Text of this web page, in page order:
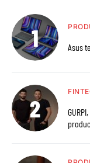
Asus
GURPI, la